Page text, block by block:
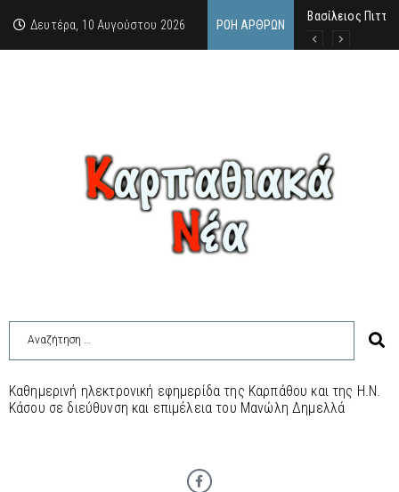
Δευτέρα, 10 Αυγούστου 2026 ΡΟΉ ΆΡΘΡΩΝ
Βασίλειος
Σαν σήμερα,
Μανόλης Μελάς:
Καθημερινή ηλεκτρονική εφημερίδα της Καρπάθου και της Η.Ν.
Κάσου σε διεύθυνση και επιμέλεια του Μανώλη Δημελλά